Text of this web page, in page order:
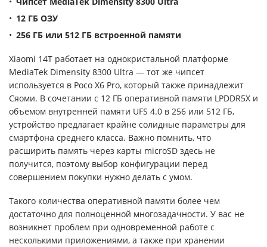
12 ГБ ОЗУ
256 ГБ или 512 ГБ встроенной памяти
Xiaomi 14T работает на однокристальной платформе
MediaTek Dimensity 8300 Ultra — тот же чипсет
используется в Poco X6 Pro, который также принадлежит
Сяоми. В сочетании с 12 ГБ оперативной памяти LPDDR5Х и
объемом внутренней памяти UFS 4.0 в 256 или 512 ГБ,
устройство предлагает крайне солидные параметры для
смартфона среднего класса. Важно помнить, что
расширить память через карты microSD здесь не
получится, поэтому выбор конфигурации перед
совершением покупки нужно делать с умом.
Такого количества оперативной памяти более чем
достаточно для полноценной многозадачности. У вас не
возникнет проблем при одновременной работе с
несколькими приложениями, а также при хранении